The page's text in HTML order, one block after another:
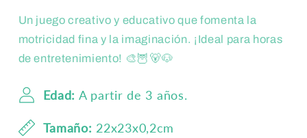
Un juego creativo y educativo que fomenta la
motricidad fina y la imaginación. ¡Ideal para horas
de entretenimiento! 🎨🦉🐻🐶
Edad: A partir de 3 años.
Tamaño: 22x23x0,2cm